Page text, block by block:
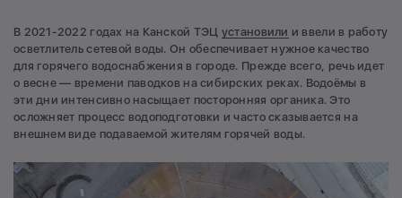
В 2021-2022 годах на Канской ТЭЦ установили и ввели в работу
осветлитель сетевой воды. Он обеспечивает нужное качество
для горячего водоснабжения в городе. Прежде всего, речь идет
о весне — времени паводков на сибирских реках. Водоёмы в
эти дни интенсивно насыщает посторонняя органика. Это
осложняет процесс водоподготовки и часто сказывается на
внешнем виде подаваемой жителям горячей воды.